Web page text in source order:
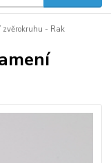
zvěrokruhu - Rak